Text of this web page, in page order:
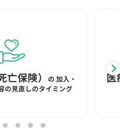
亡保険） の 加入・
の見直しのタイミング
医